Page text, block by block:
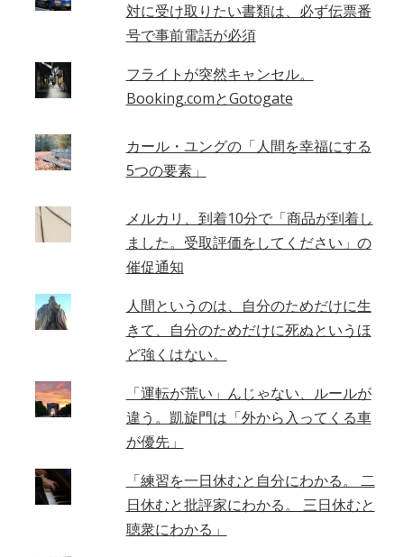
対に受け取りたい書類は、必ず伝票番
号で事前電話が必須
フライトが突然キャンセル。
Booking.comとGotogate
カール・ユングの「人間を幸福にする
5つの要素」
メルカリ、到着10分で「商品が到着し
ました。受取評価をしてください」の
催促通知
人間というのは、自分のためだけに生
きて、自分のためだけに死ぬというほ
ど強くはない。
「運転が荒い」んじゃない、ルールが
違う。凱旋門は「外から入ってくる車
が優先」
「練習を一日休むと自分にわかる。 二
日休むと批評家にわかる。 三日休むと
聴衆にわかる」